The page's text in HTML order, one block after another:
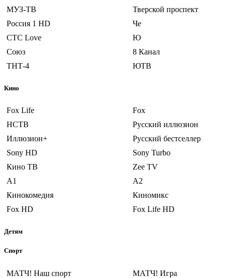
МУЗ-ТВ
Тверской проспект
Россия 1 HD
Че
СТС Love
Ю
Союз
8 Канал
ТНТ-4
ЮТВ
Кино
Fox Life
Fox
НСТВ
Русский иллюзион
Иллюзион+
Русский бестселлер
Sony HD
Sony Turbo
Кино ТВ
Zee TV
A1
A2
Кинокомедия
Киномикс
Fox HD
Fox Life HD
Детям
Спорт
МАТЧ! Наш спорт
МАТЧ! Игра